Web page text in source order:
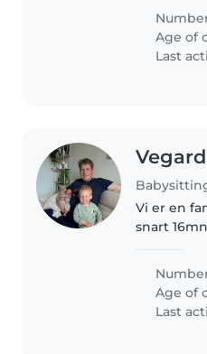
have no
him.
very nice
Age of
Last
Vegard
Vi er en
snart
Age of
Last